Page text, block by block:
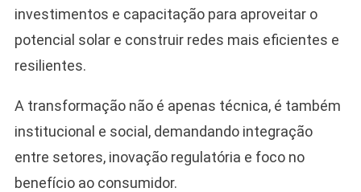
investimentos e capacitação para aproveitar o
potencial solar e construir redes mais eficientes e
resilientes.
A transformação não é apenas técnica, é também
institucional e social, demandando integração
entre setores, inovação regulatória e foco no
benefício ao consumidor.